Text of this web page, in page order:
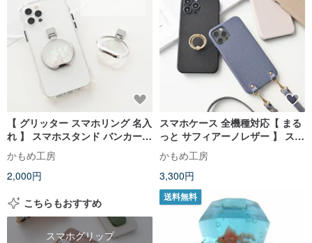
【 グリッター スマホリング 名入
れ 】 スマホスタンド バンカーリ
ング 文字入れ FZ12U
かもめ工房
2,000円
スマホケース 全機種対応【 まる
っと サフィアーノレザー 】 スマ
ホショルダー スマホリング スマ
ホスタンド 姫路レザー 本革 くす
みカラー BN01K
かもめ工房
3,300円
こちらもおすすめ
スマホグリップ
送料無料